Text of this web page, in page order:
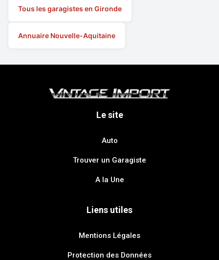
Tous les garagistes en Gironde
Annuaire Nouvelle-Aquitaine
Le site
Auto
Trouver un Garagiste
A la Une
Liens utiles
Mentions Légales
Protection des Données